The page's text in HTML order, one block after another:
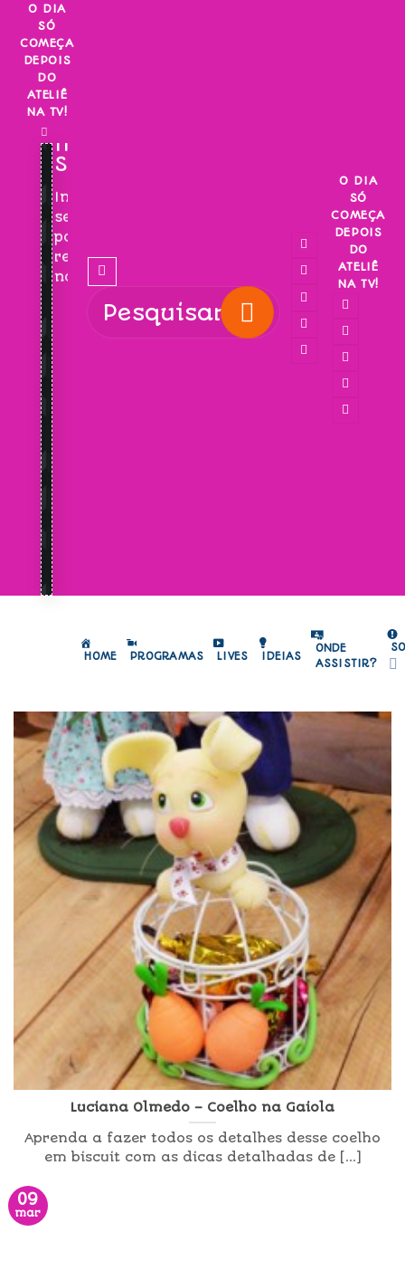
Skip
content
O DIA
SÓ
COMEÇA
DEPOIS
DO
ATELIÊ
NA TV!
INSCREVA-
SE!
Inscreva-
se
para
receber
novidades!
O DIA
SÓ
COMEÇA
DEPOIS
DO
ATELIÊ
NA TV!
HOME PROGRAMAS LIVES IDEIAS
ONDE
ASSISTIR?
Luciana Olmedo – Coelho na Gaiola
Aprenda a fazer todos os detalhes desse coelho
em biscuit com as dicas detalhadas de [...]
09
mar